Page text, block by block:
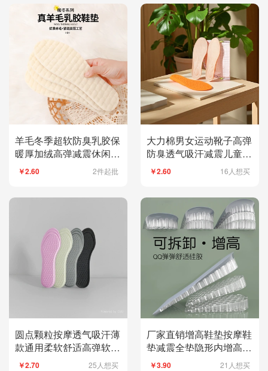
羊毛冬季超软防臭乳胶保
暖厚加绒高弹减震休闲鞋
鞋垫男女裁剪批发
￥2.60 2件起批
大力棉男女运动靴子高弹
防臭透气吸汗减震儿童鞋
垫裁剪批发后跟贴
￥2.60 16人想买
圆点颗粒按摩透气吸汗薄
款通用柔软舒适高弹软鞋
垫
￥2.70 25人想买
厂家直销增高鞋垫按摩鞋
垫减震全垫隐形内增高鞋
垫男女高度可调节
￥3.90 21人想买